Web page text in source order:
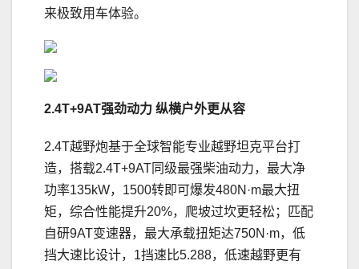
来极致用车体验。
2.4T+9AT强劲动力 纵横户外更从容
2.4T越野炮基于全球智能专业越野坦克平台打
造，搭载2.4T+9AT同级最强柴油动力，最大净
功率135kW，1500转即可爆发480N·m最大扭
矩，综合性能提升20%，爬坡过坎更轻松；匹配
自研9AT变速器，最大承载扭矩达750N·m，低
挡大速比设计，1挡速比5.288，低速越野更有